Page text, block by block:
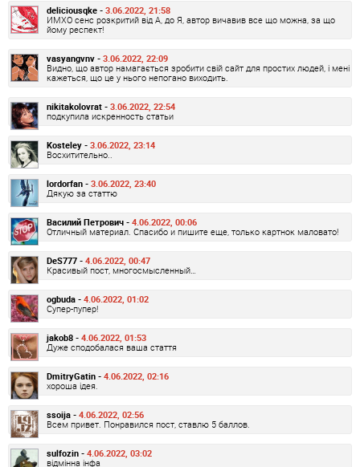
deliciousqke - 3.06.2022, 21:58
ИМХО сенс розкритий від А, до Я, автор вичавив все що можна, за що
йому респект!
vasyangvnv - 3.06.2022, 22:09
Видно, що автор намагається зробити свій сайт для простих людей, і мені
кажеться, що це у нього непогано виходить.
nikitakolovrat - 3.06.2022, 22:54
подкупила искренность статьи
Kosteley - 3.06.2022, 23:14
Восхитительно..
lordorfan - 3.06.2022, 23:40
Дякую за статтю
Василий Петрович - 4.06.2022, 00:06
Отличный материал. Спасибо и пишите еще, только картнок маловато!
DeS777 - 4.06.2022, 00:47
Красивый пост, многосмысленный…
ogbuda - 4.06.2022, 01:02
Супер-пупер!
jakob8 - 4.06.2022, 01:53
Дуже сподобалася ваша стаття
DmitryGatin - 4.06.2022, 02:16
хороша ідея.
ssoija - 4.06.2022, 02:56
Всем привет. Понравился пост, ставлю 5 баллов.
sulfozin - 4.06.2022, 03:02
відмінна інфа